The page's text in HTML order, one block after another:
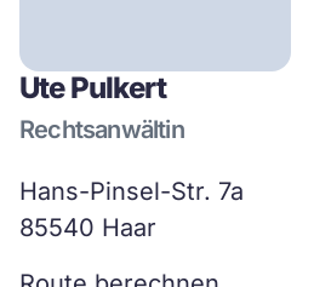
Ute Pulkert
Rechtsanwältin
Hans-Pinsel-Str. 7a
85540 Haar